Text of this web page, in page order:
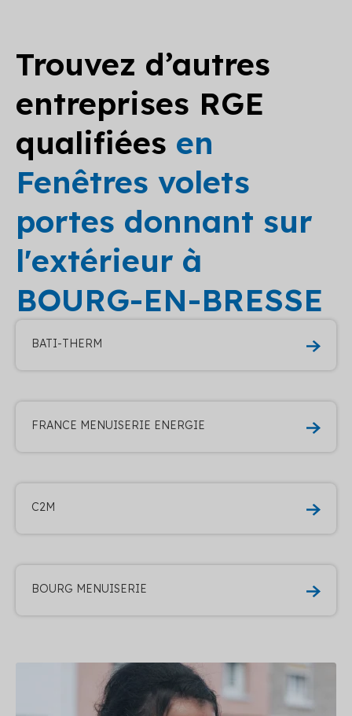
Trouvez d’autres
entreprises RGE
qualifiées en
Fenêtres volets
portes donnant sur
l'extérieur à
BOURG-EN-BRESSE
BATI-THERM
FRANCE MENUISERIE ENERGIE
C2M
BOURG MENUISERIE